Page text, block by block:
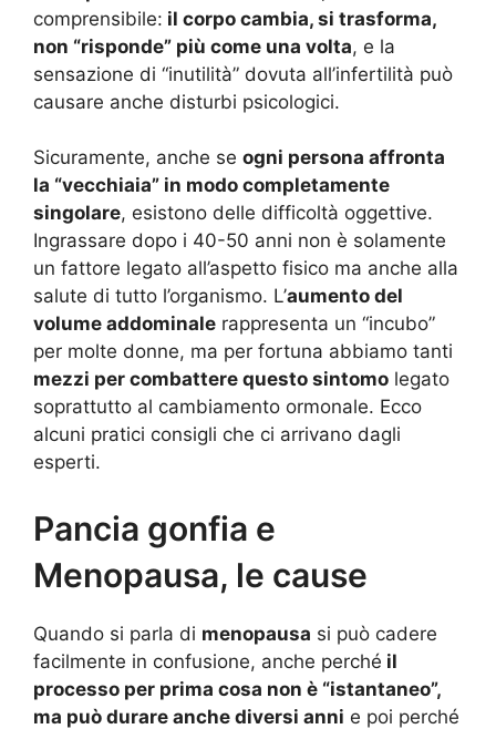
comprensibile: il corpo cambia, si trasforma,
non “risponde” più come una volta, e la
sensazione di “inutilità” dovuta all’infertilità può
causare anche disturbi psicologici.
Sicuramente, anche se ogni persona affronta
la “vecchiaia” in modo completamente
singolare, esistono delle difficoltà oggettive.
Ingrassare dopo i 40-50 anni non è solamente
un fattore legato all’aspetto fisico ma anche alla
salute di tutto l’organismo. L’aumento del
volume addominale rappresenta un “incubo”
per molte donne, ma per fortuna abbiamo tanti
mezzi per combattere questo sintomo legato
soprattutto al cambiamento ormonale. Ecco
alcuni pratici consigli che ci arrivano dagli
esperti.
Pancia gonfia e
Menopausa, le cause
Quando si parla di menopausa si può cadere
facilmente in confusione, anche perché il
processo per prima cosa non è “istantaneo”,
ma può durare anche diversi anni e poi perché